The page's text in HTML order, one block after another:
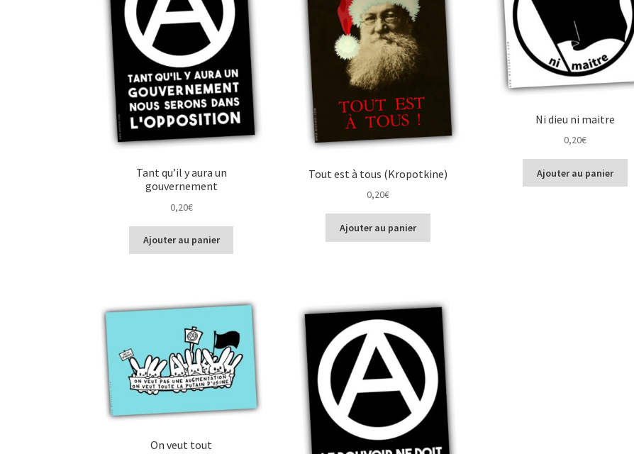
Tant qu’il y aura un
gouvernement
0,20€
Ajouter au panier
Tout est à tous (Kropotkine)
0,20€
Ajouter au panier
Ni dieu ni maitre
0,20€
Ajouter au panier
On veut tout